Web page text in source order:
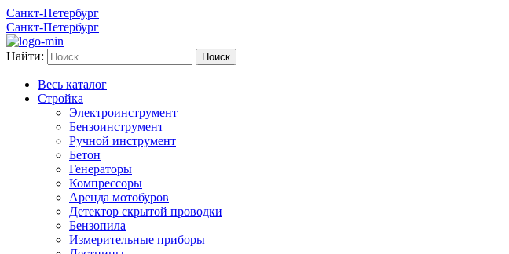
Санкт-Петербург
Санкт-Петербург
Найти:
Весь каталог
Стройка
Электроинструмент
Бензоинструмент
Ручной инструмент
Бетон
Генераторы
Компрессоры
Аренда мотобуров
Детектор скрытой проводки
Бензопила
Измерительные приборы